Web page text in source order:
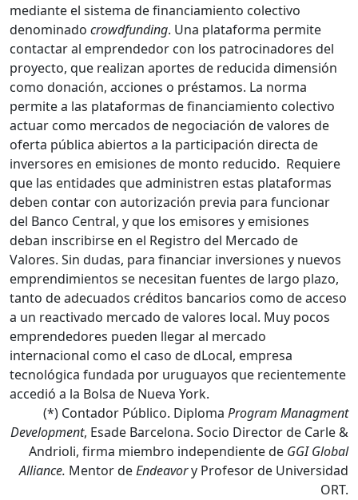
mediante el sistema de financiamiento colectivo
denominado crowdfunding. Una plataforma permite
contactar al emprendedor con los patrocinadores del
proyecto, que realizan aportes de reducida dimensión
como donación, acciones o préstamos. La norma
permite a las plataformas de financiamiento colectivo
actuar como mercados de negociación de valores de
oferta pública abiertos a la participación directa de
inversores en emisiones de monto reducido. Requiere
que las entidades que administren estas plataformas
deben contar con autorización previa para funcionar
del Banco Central, y que los emisores y emisiones
deban inscribirse en el Registro del Mercado de
Valores. Sin dudas, para financiar inversiones y nuevos
emprendimientos se necesitan fuentes de largo plazo,
tanto de adecuados créditos bancarios como de acceso
a un reactivado mercado de valores local. Muy pocos
emprendedores pueden llegar al mercado
internacional como el caso de dLocal, empresa
tecnológica fundada por uruguayos que recientemente
accedió a la Bolsa de Nueva York.
(*) Contador Público. Diploma Program Managment
Development, Esade Barcelona. Socio Director de Carle &
Andrioli, firma miembro independiente de GGI Global
Alliance. Mentor deEndeavory Profesor de Universidad
ORT.